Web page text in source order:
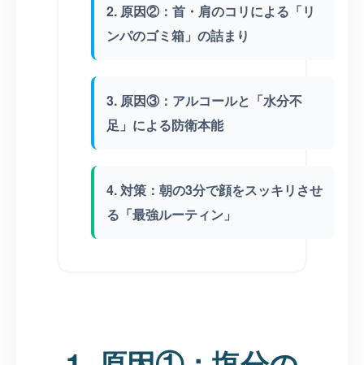
2. 原因②：首・肩のコリによる「リ
ンパのゴミ箱」の詰まり
3. 原因③：アルコールと「水分不
足」による防衛本能
4. 対策：朝の3分で顔をスッキリさせ
る「最強ルーティン」